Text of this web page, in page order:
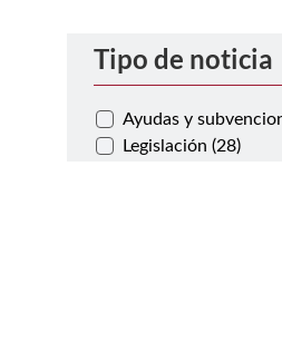
Tipo de noticia
Ayudas y
Legislación (28)